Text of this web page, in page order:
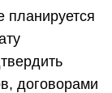
планируется
договорами